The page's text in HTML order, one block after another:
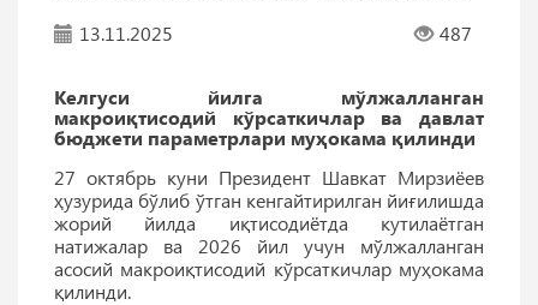
13.11.2025
487
Келгуси йилга мўлжалланган
макроиқтисодий кўрсаткичлар ва давлат
бюджети параметрлари муҳокама қилинди
27 октябрь куни Президент Шавкат Мирзиёев
ҳузурида бўлиб ўтган кенгайтирилган йиғилишда
жорий йилда иқтисодиётда кутилаётган
натижалар ва 2026 йил учун мўлжалланган
асосий макроиқтисодий кўрсаткичлар муҳокама
қилинди.